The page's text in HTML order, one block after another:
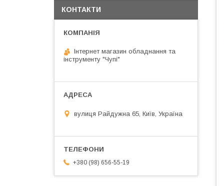
КОНТАКТИ
Інтернет магазин обладнання та
інструменту "Чупі"
вулиця Райдужна 65, Київ, Україна
+380 (98) 656-55-19